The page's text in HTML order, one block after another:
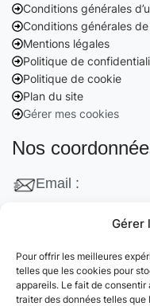
Gérer
Pour offrir les meilleures
telles que les cookies pour
appareils. Le fait de
traiter des données telles
Conditions générales
Conditions générales
Mentions légales
Politique de
Politique de cookie
Plan du site
Gérer mes cookies
Nos
Email :
132 Rue Edouard
Téléphone :